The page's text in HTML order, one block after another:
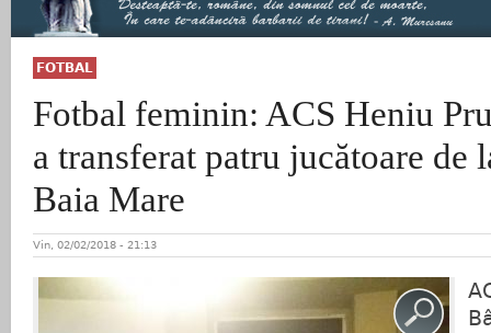
FOTBAL
Fotbal feminin: ACS Heniu
a transferat patru jucătoare de
Baia Mare
Vin, 02/02/2018 - 21:13